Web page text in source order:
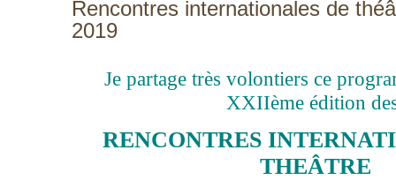
Rencontres internationales de
2019
Je partage très volontiers ce
XXIIème édition
RENCONTRES
THEÂTRE